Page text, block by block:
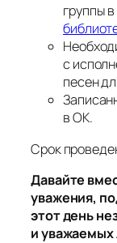
группы
с
песен
в ОК.
Срок
Давайте
уважения,
этот день
и